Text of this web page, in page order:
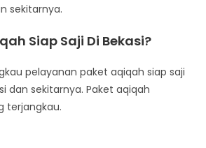
sekitarnya.
Siap Saji Di Bekasi?
pelayanan paket aqiqah siap saji
dan sekitarnya. Paket aqiqah
terjangkau.